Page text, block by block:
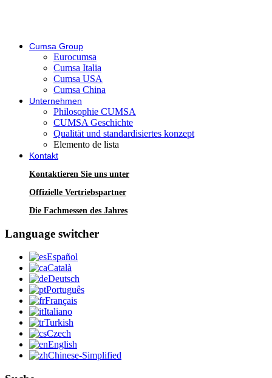
Cumsa Group
Eurocumsa
Cumsa Italia
Cumsa USA
Cumsa China
Unternehmen
Philosophie CUMSA
CUMSA Geschichte
Qualität und standardisiertes konzept
Elemento de lista
Kontakt
Kontaktieren Sie uns unter
Offizielle Vertriebspartner
Die Fachmessen des Jahres
Language switcher
Español
Català
Deutsch
Português
Français
Italiano
Turkish
Czech
English
Chinese-Simplified